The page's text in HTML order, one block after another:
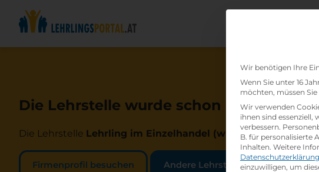
Die Lehrstelle wurde schon besetzt!
Die Lehrstelle Lehrling im Einzelhandel (w /m /d)beiLidl
Firmenprofil besuchen Andere Lehrstelle suchen
Wir benötigen Ihre
Wenn Sie unter 16
möchten, müssen
Wir verwenden
ihnen sind essenziell,
verbessern.
B. für personalisierte
Inhalten. Weitere
Datenschutzerklärung
einzuwilligen, um